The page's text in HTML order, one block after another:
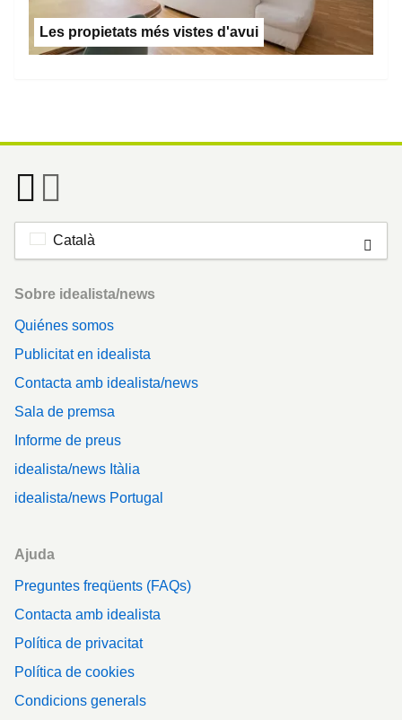
Les propietats més vistes d'avui
Català
Footer
Sobre idealista/news
Quiénes somos
Publicitat en idealista
Contacta amb idealista/news
Sala de premsa
Informe de preus
idealista/news Itàlia
idealista/news Portugal
Ajuda
Preguntes freqüents (FAQs)
Contacta amb idealista
Política de privacitat
Política de cookies
Condicions generals